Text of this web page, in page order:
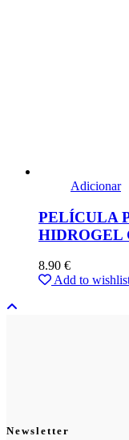
Adicionar
PELÍCULA
HIDROGEL
8.90 €
Add to
Newsletter